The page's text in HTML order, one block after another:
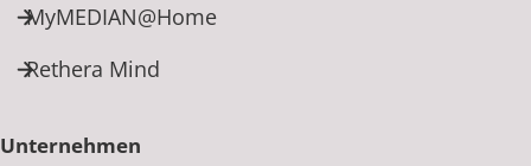
MyMEDIAN@Home
Rethera Mind
Unternehmen